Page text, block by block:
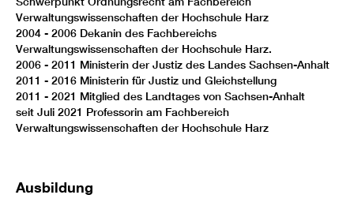
Verwaltungswissenschaften der Hochschule Harz
2004 - 2006 Dekanin des Fachbereichs
Verwaltungswissenschaften der Hochschule Harz.
2006 - 2011 Ministerin der Justiz des Landes Sachsen-Anhalt
2011 - 2016 Ministerin für Justiz und Gleichstellung
2011 - 2021 Mitglied des Landtages von Sachsen-Anhalt
seit Juli 2021 Professorin am Fachbereich
Verwaltungswissenschaften der Hochschule Harz
Ausbildung